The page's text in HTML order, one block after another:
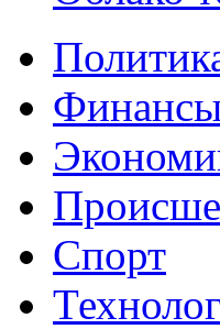
Спорт